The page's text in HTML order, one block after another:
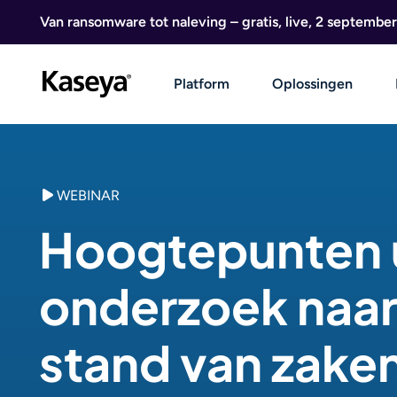
Van ransomware tot naleving – gratis, live, 2 september
Platform Oplossingen
WEBINAR
Hoogtepunten
onderzoek
stand van